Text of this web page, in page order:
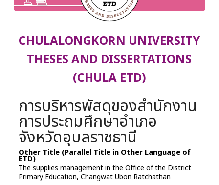
CHULALONGKORN UNIVERSITY
THESES AND DISSERTATIONS
(CHULA ETD)
การบริหารพัสดุของสำนักงาน
การประถมศึกษาอำเภอ
จังหวัดอุบลราชธานี
Other Title (Parallel Title in Other Language of
ETD)
The supplies management in the Office of the District
Primary Education, Changwat Ubon Ratchathan